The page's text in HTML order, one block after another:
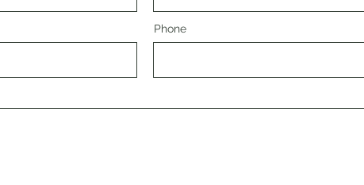
Phone